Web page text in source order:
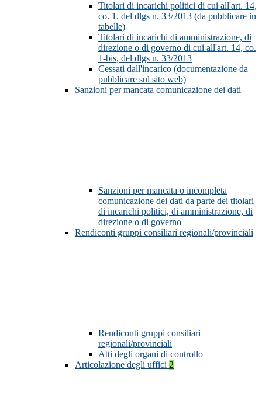
Titolari di incarichi politici di cui all'art. 14,
co. 1, del dlgs n. 33/2013 (da pubblicare in
tabelle)
Titolari di incarichi di amministrazione, di
direzione o di governo di cui all'art. 14, co.
1-bis, del dlgs n. 33/2013
Cessati dall'incarico (documentazione da
pubblicare sul sito web)
Sanzioni per mancata comunicazione dei dati
Sanzioni per mancata o incompleta
comunicazione dei dati da parte dei titolari
di incarichi politici, di amministrazione, di
direzione o di governo
Rendiconti gruppi consiliari regionali/provinciali
Rendiconti gruppi consiliari
regionali/provinciali
Atti degli organi di controllo
Articolazione degli uffici 2